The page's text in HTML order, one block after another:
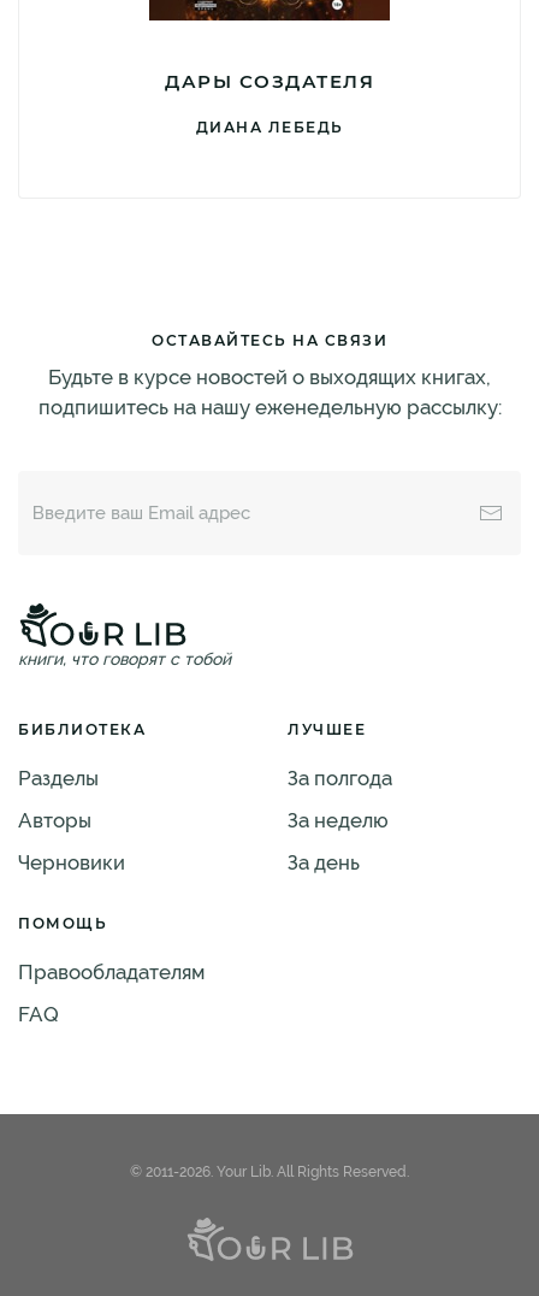
ДАРЫ СОЗДАТЕЛЯ
ДИАНА ЛЕБЕДЬ
ОСТАВАЙТЕСЬ НА СВЯЗИ
Будьте в курсе новостей о выходящих книгах,
подпишитесь на нашу еженедельную рассылку:
книги, что говорят с тобой
БИБЛИОТЕКА
Разделы
Авторы
Черновики
ЛУЧШЕЕ
За полгода
За неделю
За день
ПОМОЩЬ
Правообладателям
FAQ
© 2011-2026. Your Lib. All Rights Reserved.